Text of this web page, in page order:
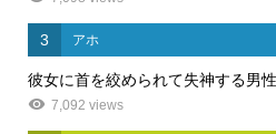
3 アホ
彼女に首を絞められて失神する男性
7,092 views